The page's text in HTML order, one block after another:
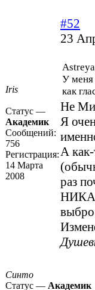
Iris
Статус —
Академик
Сообщений:
756
Регистрация:
14 Марта
2008
#52
23
У меня
как
Не
Я
А
раз
Синто
Статус — Академик